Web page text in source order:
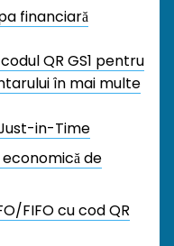
financiară
QR GS1 pentru
în mai multe
in-Time
de
FIFO cu cod QR